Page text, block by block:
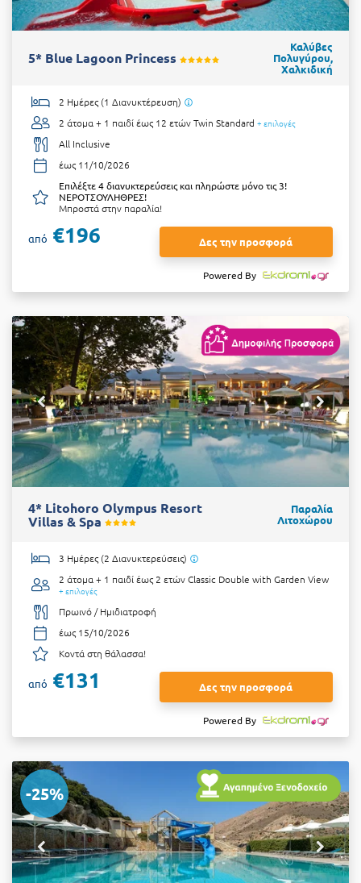
5* Blue Lagoon Princess
Καλύβες
Πολυγύρου,
Χαλκιδική
2 Ημέρες (1 Διανυκτέρευση)
2 άτομα + 1 παιδί έως 12 ετώνTwin Standard + επιλογές
All Inclusive
έως 11/10/2026
Επιλέξτε 4 διανυκτερεύσεις και πληρώστε μόνο τις 3!
ΝΕΡΟΤΣΟΥΛΗΘΡΕΣ!
Μπροστά στην παραλία!
από €196 Δες την προσφορά
Powered By
4* Litohoro Olympus Resort
Villas & Spa
Παραλία
Λιτοχώρου
3 Ημέρες (2 Διανυκτερεύσεις)
2 άτομα + 1 παιδί έως 2 ετώνClassic Double with Garden View
+ επιλογές
Πρωινό / Ημιδιατροφή
έως 15/10/2026
Κοντά στη θάλασσα!
από €131 Δες την προσφορά
Powered By
-25%